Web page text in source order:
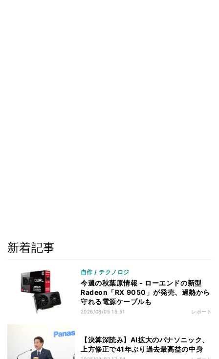
新着記事
自作 / テクノロジ
今週の秋葉原情報 - ローエンドの新型
Radeon「RX 9050」が発売、過熱から
守れる電源ケーブルも
2026/08/05 15:51 レポート
【決算深読み】AI拡大のパナソニック、
上方修正で41年ぶり過去最高益の中身